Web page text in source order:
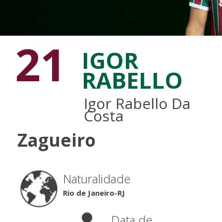
21 IGOR
RABELLO
Igor Rabello Da
Costa
Zagueiro
Naturalidade
Rio de Janeiro-RJ